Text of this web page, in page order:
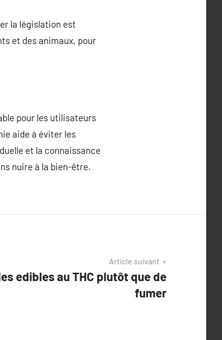
la législation est
et des animaux, pour
pour les utilisateurs
aide à éviter les
et la connaissance
nuire à la bien-être.
Article suivant
edibles au THC plutôt que de
fumer